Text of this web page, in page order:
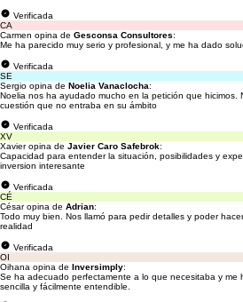
Verificada
CA
Carmen opina de Gesconsa Consultores:
Me ha parecido muy serio y profesional, y me ha dado
Verificada
SE
Sergio opina de Noelia Vanaclocha:
Noelia nos ha ayudado mucho en la petición que hicimos.
cuestión que no entraba en su ámbito
Verificada
XV
Xavier opina de Javier Caro Safebrok:
Capacidad para entender la situación, posibilidades y
inversion interesante
Verificada
CÉ
César opina de Adrian:
Todo muy bien. Nos llamó para pedir detalles y poder
realidad
Verificada
OI
Oihana opina de Inversimply:
Se ha adecuado perfectamente a lo que necesitaba y me
sencilla y fácilmente entendible.